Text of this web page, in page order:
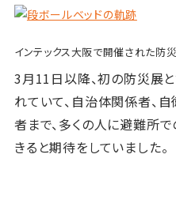
インテックス大阪で開催された防
3月11日以降、初の防災展
れていて、自治体関係者、
者まで、多くの人に避難所
きると期待をしていました。